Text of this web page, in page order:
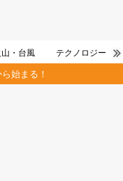
・台風 テクノロジー
始まる！